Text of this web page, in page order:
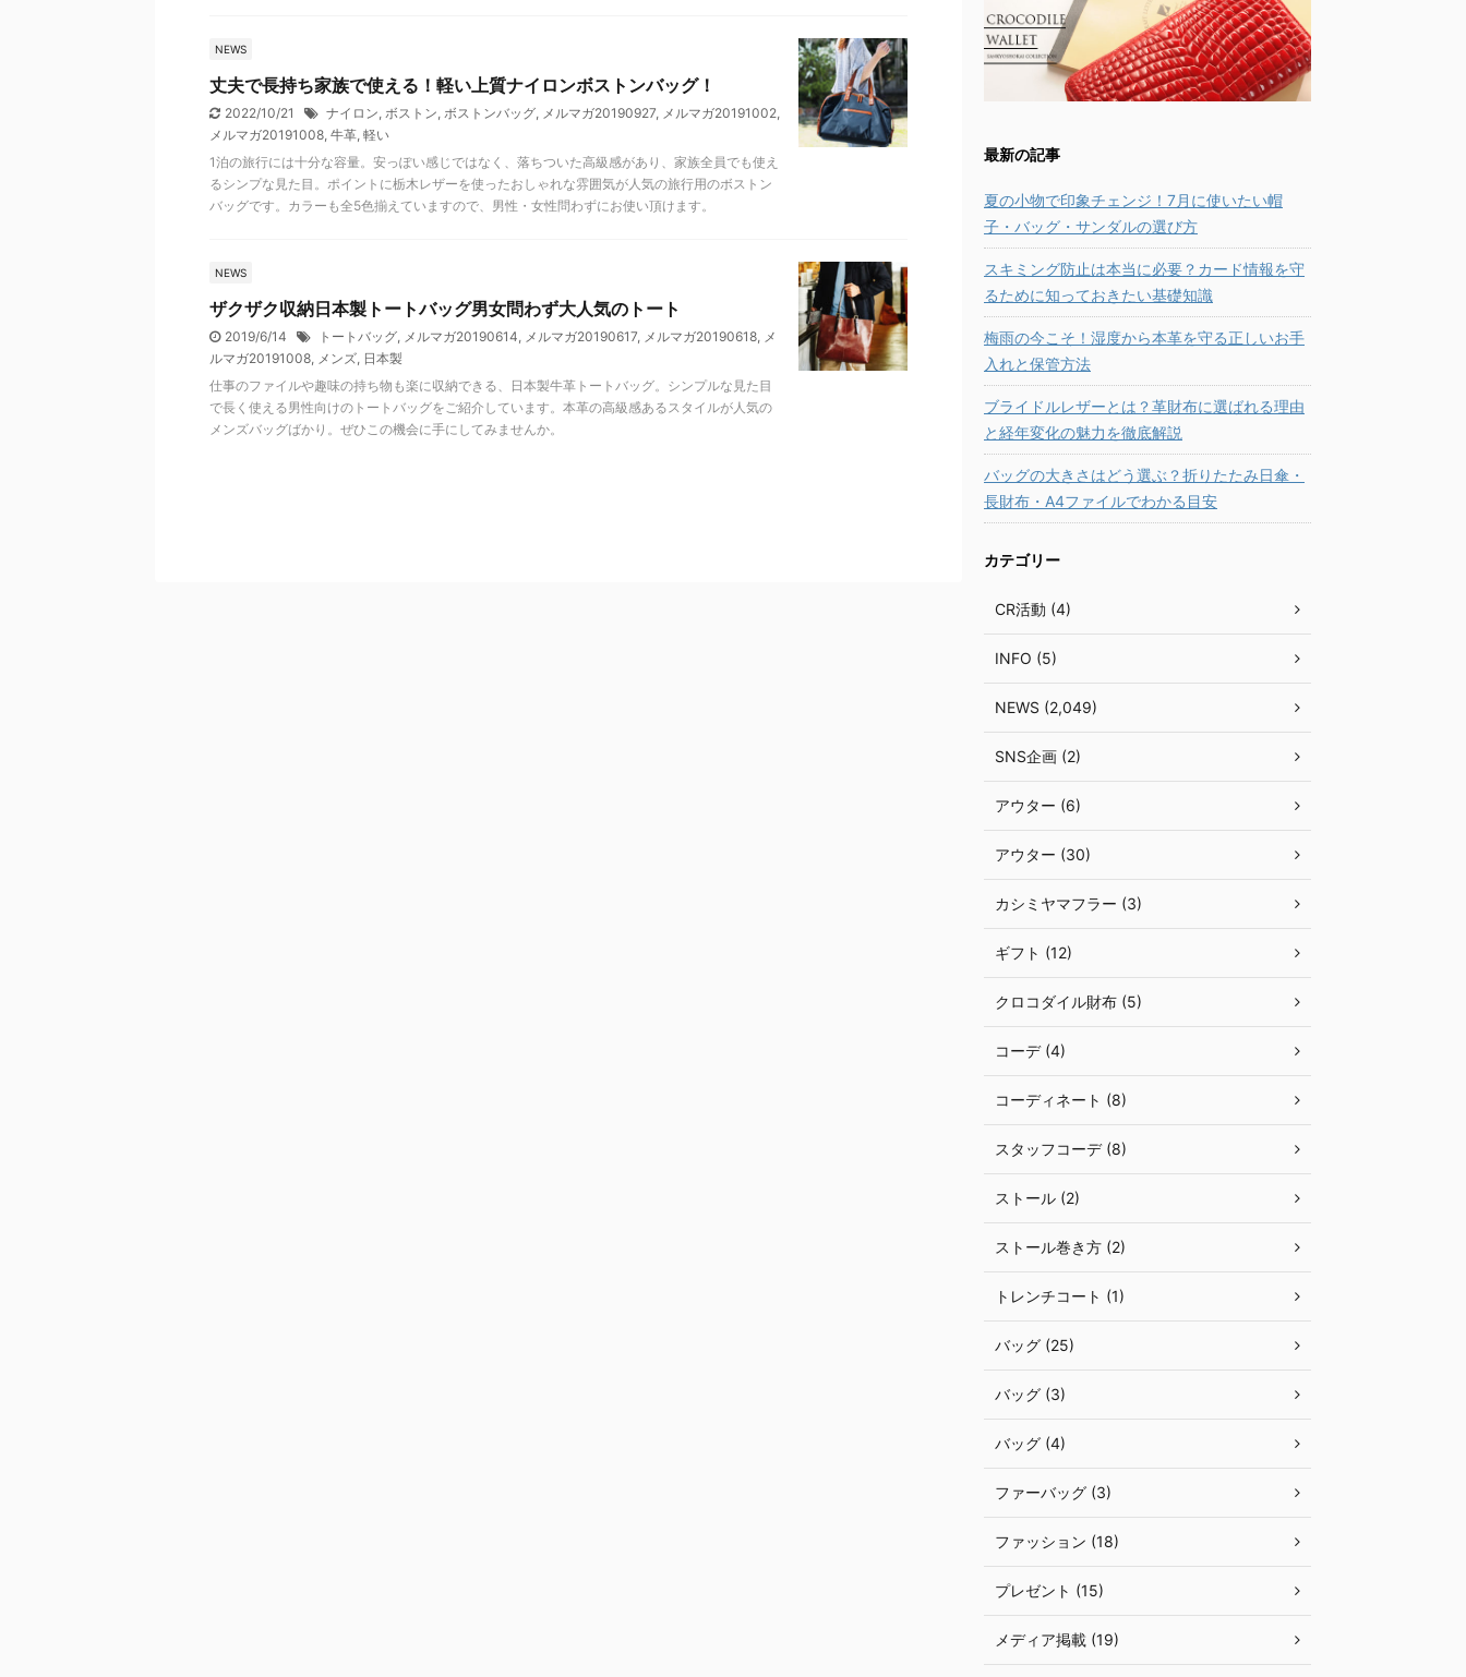
NEWS
丈夫で長持ち家族で使える！軽い上質ナイロンボストンバッグ！
2022/10/21 ナイロン, ボストン, ボストンバッグ, メルマガ20190927, メルマガ20191002,
メルマガ20191008, 牛革, 軽い
1泊の旅行には十分な容量。安っぽい感じではなく、落ちついた高級感があり、家族全員でも使え
るシンプな見た目。ポイントに栃木レザーを使ったおしゃれな雰囲気が人気の旅行用のボストン
バッグです。カラーも全5色揃えていますので、男性・女性問わずにお使い頂けます。
NEWS
ザクザク収納日本製トートバッグ男女問わず大人気のトート
2019/6/14 トートバッグ, メルマガ20190614, メルマガ20190617, メルマガ20190618, メ
ルマガ20191008, メンズ, 日本製
仕事のファイルや趣味の持ち物も楽に収納できる、日本製牛革トートバッグ。シンプルな見た目
で長く使える男性向けのトートバッグをご紹介しています。本革の高級感あるスタイルが人気の
メンズバッグばかり。ぜひこの機会に手にしてみませんか。
最新の記事
夏の小物で印象チェンジ！7月に使いたい帽
子・バッグ・サンダルの選び方
スキミング防止は本当に必要？カード情報を守
るために知っておきたい基礎知識
梅雨の今こそ！湿度から本革を守る正しいお手
入れと保管方法
ブライドルレザーとは？革財布に選ばれる理由
と経年変化の魅力を徹底解説
バッグの大きさはどう選ぶ？折りたたみ日傘・
長財布・A4ファイルでわかる目安
カテゴリー
CR活動 (4)
INFO (5)
NEWS (2,049)
SNS企画 (2)
アウター (6)
アウター (30)
カシミヤマフラー (3)
ギフト (12)
クロコダイル財布 (5)
コーデ (4)
コーディネート (8)
スタッフコーデ (8)
ストール (2)
ストール巻き方 (2)
トレンチコート (1)
バッグ (25)
バッグ (3)
バッグ (4)
ファーバッグ (3)
ファッション (18)
プレゼント (15)
メディア掲載 (19)